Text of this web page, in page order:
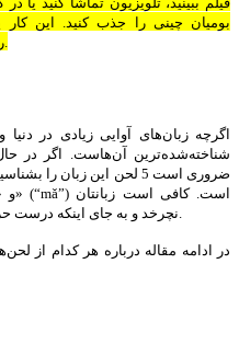
بومیان چینی را جذب کنید. این
اگرچه زبان‌های آوایی زیادی در
شناخته‌شده‌ترین آن‌هاست. اگر در
ضروری است 5 لحن این زبان
نچرخد و به جای اینکه درست حرف بزنید، یک آبروریزی بزرگ به بار بیاورید.
در ادامه مقاله درباره هر کدام از